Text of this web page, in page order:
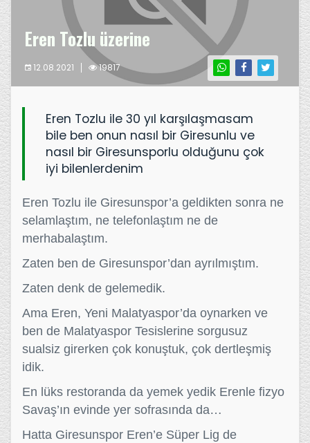
Eren Tozlu üzerine
12.08.2021 19817
Eren Tozlu ile 30 yıl karşılaşmasam
bile ben onun nasıl bir Giresunlu ve
nasıl bir Giresunsporlu olduğunu çok
iyi bilenlerdenim
Eren Tozlu ile Giresunspor’a geldikten sonra ne
selamlaştım, ne telefonlaştım ne de
merhabalaştım.
Zaten ben de Giresunspor’dan ayrılmıştım.
Zaten denk de gelemedik.
Ama Eren, Yeni Malatyaspor’da oynarken ve
ben de Malatyaspor Tesislerine sorgusuz
sualsiz girerken çok konuştuk, çok dertleşmiş
idik.
En lüks restoranda da yemek yedik Erenle fizyo
Savaş’ın evinde yer sofrasında da…
Hatta Giresunspor Eren’e Süper Lig de